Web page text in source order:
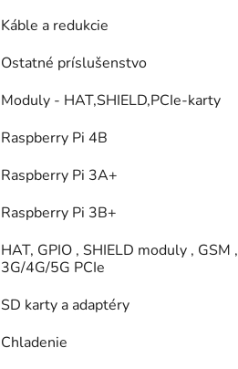
Káble a redukcie
Ostatné príslušenstvo
Moduly - HAT,SHIELD,PCIe-karty
Raspberry Pi 4B
Raspberry Pi 3A+
Raspberry Pi 3B+
HAT, GPIO , SHIELD moduly , GSM ,
3G/4G/5G PCIe
SD karty a adaptéry
Chladenie